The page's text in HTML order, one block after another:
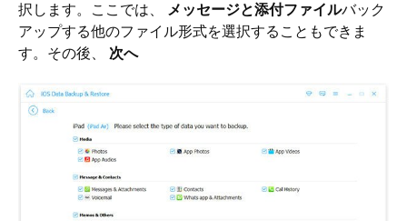
択します。ここでは、
メッセージと添付ファイルバック
アップする他のファイル形式を選択することもできま
す。その後、 次へ